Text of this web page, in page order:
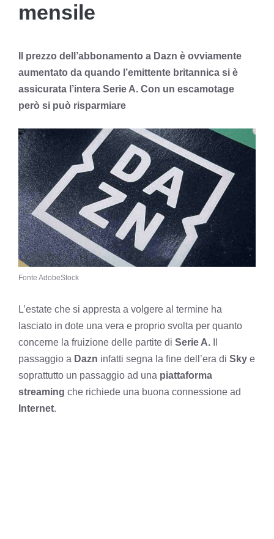
mensile
Il prezzo dell’abbonamento a Dazn è ovviamente
aumentato da quando l’emittente britannica si è
assicurata l’intera Serie A. Con un escamotage
però si può risparmiare
Fonte AdobeStock
L’estate che si appresta a volgere al termine ha
lasciato in dote una vera e proprio svolta per quanto
concerne la fruizione delle partite di Serie A.
passaggio a Dazn infatti segna la fine dell’era di Sky e
soprattutto un passaggio ad una piattaforma
streaming che richiede una buona connessione ad
Internet.